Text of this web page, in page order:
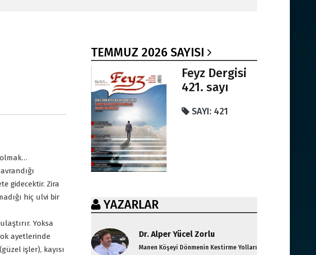
gidecektir. Zira
hiç ulvi bir
Yoksa
ayetlerinde
işler), kayısı
TEMMUZ 2026 SAYISI
Feyz Dergisi
421. sayı
SAYI: 421
YAZARLAR
Dr. Alper Yücel Zorlu
Manen Köşeyi Dönmenin Kestirme Yolları